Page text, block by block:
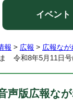
イベント
報 > 広報 > 広報なが
令和8年5月11日号
声版広報な